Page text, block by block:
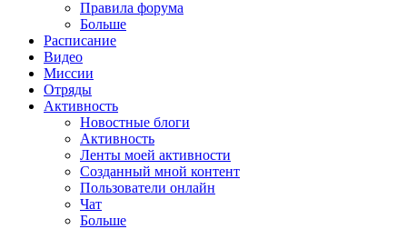
Правила форума
Больше
Расписание
Видео
Миссии
Отряды
Активность
Новостные блоги
Активность
Ленты моей активности
Созданный мной контент
Пользователи онлайн
Чат
Больше